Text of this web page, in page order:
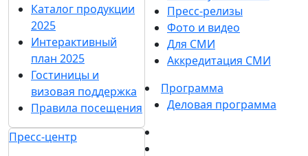
Каталог продукции
2025
Интерактивный
план 2025
Гостиницы и
визовая поддержка
Правила посещения
Пресс-центр
Пресс-релизы
Фото и видео
Для СМИ
Аккредитация СМИ
Программа
Деловая программа